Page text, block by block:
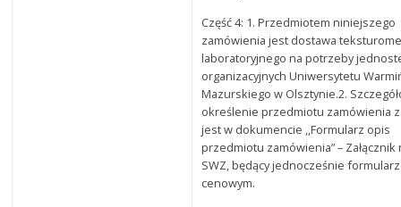
Część 4: 1. Przedmiotem niniejszego
zamówienia jest dostawa
laboratoryjnego na potrzeby
organizacyjnych Uniwersytetu
Mazurskiego w Olsztynie.2.
określenie przedmiotu zamówienia
jest w dokumencie ,,Formularz opis
przedmiotu zamówienia” – Załącznik
SWZ, będący jednocześnie
cenowym.